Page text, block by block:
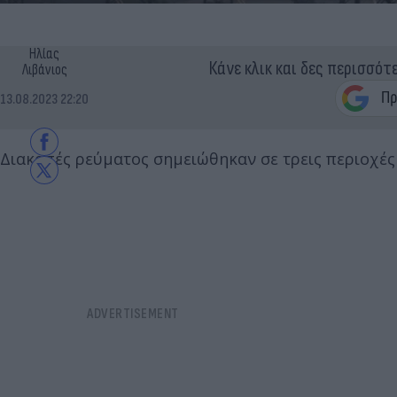
Ηλίας
Λιβάνιος
13.08.2023 22:20
Κάνε κλικ και δες
Διακοπές ρεύματος σημειώθηκαν σε τρεις περιοχές